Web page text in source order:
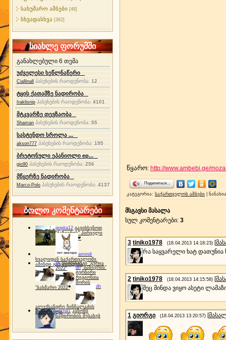
სახუმარო ამბები [48]
სხვადასხვა [362]
სიახლე ფორუმში
განახლებული 6 თემა
უძველესი ხეწლნაწერი
Ciallinall პასუხების რაოდენობა:12
ტყის ქათამზე ნადირობა
Iraklisnip პასუხების რაოდენობა: 4101
მტკვარზე თევზაობა
Shaman პასუხების რაოდენობა:55
სასტენდო სროლა ...
akson777 პასუხების რაოდენობა:195
ბრეტონული ეპანიოლი ep...
gio90 პასუხების რაოდენობა:256
მწყერზე ნადირობა
Marco-Polo პასუხების რაოდენობა:4137
ბოლო კომენტარები
gogita12 გავიხსენოთ
"ბაზიერის" პირველი
ტურნირი ❤
amindi
ხვალიდან საქართველოში
ამინდი გაუარესდება
dh სპორტინგი "გურია
2022"
dh "ბაზიერის"
ტურნირი
რეგიონთა
შორის
"ბახმარო 2022"
dh
ალექსანდრე ჩინჩალაძის
მემორიალიgocha1 კანონი
ნადირობის შესახებ
წყარო: http://www.ambebi.ge/
Поделиться…
კატეგორია: საქართველოს ამბები ნანახია
მსგავსი მასალა
სულ კომენტარები: 3
3 tiniko1978 (18.04.2013 14:18:23) [
რა საყვარელი ხატ დათუნია
2 tiniko1978 (18.04.2013 14:15:58) [
მეც მინდა ვიყო ასეტი
1 გიორგი (18.04.2013 13:20:57) [